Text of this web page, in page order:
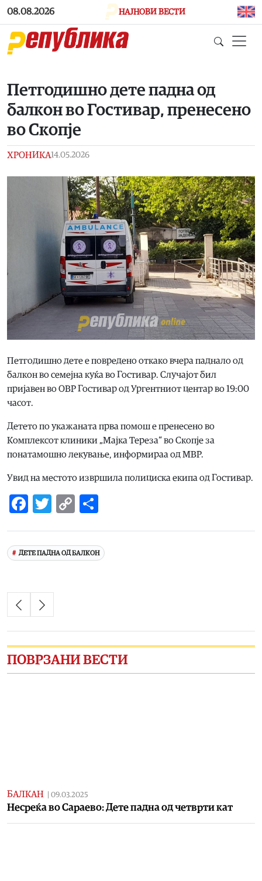
Skip to main content
08.08.2026 НАЈНОВИ ВЕСТИ
Петгодишно дете падна од
балкон во Гостивар, пренесено
во Скопје
ХРОНИКА14.05.2026
Петгодишно дете е повредено откако вчера паднало од
балкон во семејна куќа во Гостивар. Случајот бил
пријавен во ОВР Гостивар од Ургентниот центар во 19:00
часот.
Детето по укажаната прва помош е пренесено во
Комплексот клиники „Мајка Тереза“ во Скопје за
понатамошно лекување, информираа од МВР.
Увид на местото извршила полициска екипа од Гостивар.
Facebook
Twitter
Copy
ДЕТЕ ПАДНА ОД БАЛКОН
ПОВРЗАНИ ВЕСТИ
БАЛКАН 09.03.2025
Несреќа во Сараево: Дете падна од четврти кат